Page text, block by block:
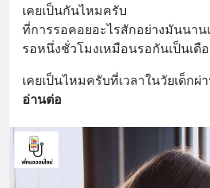
เคยเป็นกันไหมครับ
ที่การรอคอยอะไรสักอย่างมันนา
รอหนึ่งชั่วโมงเหมือนรอกันเป็นเดื
เคยเป็นไหมครับที่เวลาในวัยเด็กผ่
อ่านต่อ